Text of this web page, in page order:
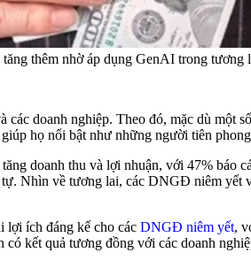
thêm nhờ áp dụng GenAI trong tương
doanh nghiệp. Theo đó, mặc dù một
họ nổi bật như những người tiên
doanh thu và lợi nhuận, với 47% báo
Nhìn về tương lai, các DNGĐ niêm yết
lợi ích đáng kể cho các DNGĐ niêm yết,
kết quả tương đồng với các doanh